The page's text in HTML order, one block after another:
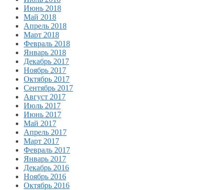
Июнь 2018
Май 2018
Апрель 2018
Март 2018
Февраль 2018
Январь 2018
Декабрь 2017
Ноябрь 2017
Октябрь 2017
Сентябрь 2017
Август 2017
Июль 2017
Июнь 2017
Май 2017
Апрель 2017
Март 2017
Февраль 2017
Январь 2017
Декабрь 2016
Ноябрь 2016
Октябрь 2016